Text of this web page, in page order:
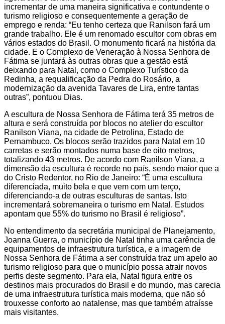
incrementar de uma maneira significativa e contundente o
turismo religioso e consequentemente a geração de
emprego e renda: “Eu tenho certeza que Ranilson fará um
grande trabalho. Ele é um renomado escultor com obras em
vários estados do Brasil. O monumento ficará na história da
cidade. E o Complexo de Veneração à Nossa Senhora de
Fátima se juntará às outras obras que a gestão está
deixando para Natal, como o Complexo Turístico da
Redinha, a requalificação da Pedra do Rosário, a
modernização da avenida Tavares de Lira, entre tantas
outras”, pontuou Dias.
A escultura de Nossa Senhora de Fátima terá 35 metros de
altura e será construída por blocos no atelier do escultor
Ranilson Viana, na cidade de Petrolina, Estado de
Pernambuco. Os blocos serão trazidos para Natal em 10
carretas e serão montados numa base de oito metros,
totalizando 43 metros. De acordo com Ranilson Viana, a
dimensão da escultura é recorde no país, sendo maior que a
do Cristo Redentor, no Rio de Janeiro: “É uma escultura
diferenciada, muito bela e que vem com um terço,
diferenciando-a de outras esculturas de santas. Isto
incrementará sobremaneira o turismo em Natal. Estudos
apontam que 55% do turismo no Brasil é religioso”.
No entendimento da secretária municipal de Planejamento,
Joanna Guerra, o município de Natal tinha uma carência de
equipamentos de infraestrutura turística, e a imagem de
Nossa Senhora de Fátima a ser construída traz um apelo ao
turismo religioso para que o município possa atrair novos
perfis deste segmento. Para ela, Natal figura entre os
destinos mais procurados do Brasil e do mundo, mas carecia
de uma infraestrutura turística mais moderna, que não só
trouxesse conforto ao natalense, mas que também atraísse
mais visitantes.